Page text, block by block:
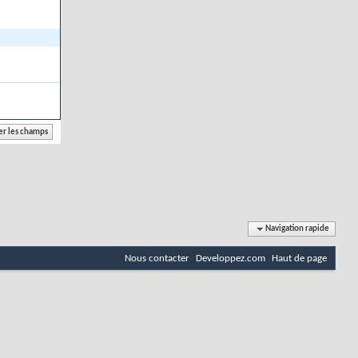
Navigation rapide
Nous contacter Developpez.com Haut de page